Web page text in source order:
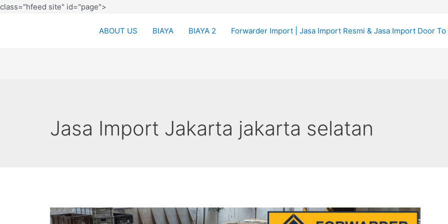
class="hfeed site" id="page">
ABOUT US BIAYA BIAYA 2 Forwarder Import | Jasa Import Resmi & Jasa Import Door
Jasa Import Jakarta jakarta selatan